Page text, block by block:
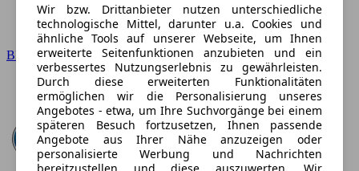
BMW
Wir bzw. Drittanbieter nutzen unterschiedliche
technologische Mittel, darunter u.a. Cookies und
ähnliche Tools auf unserer Webseite, um Ihnen
erweiterte Seitenfunktionen anzubieten und ein
verbessertes Nutzungserlebnis zu gewährleisten.
Durch diese erweiterten Funktionalitäten
ermöglichen wir die Personalisierung unseres
Angebotes - etwa, um Ihre Suchvorgänge bei einem
späteren Besuch fortzusetzen, Ihnen passende
Angebote aus Ihrer Nähe anzuzeigen oder
personalisierte Werbung und Nachrichten
bereitzustellen und diese auszuwerten. Wir